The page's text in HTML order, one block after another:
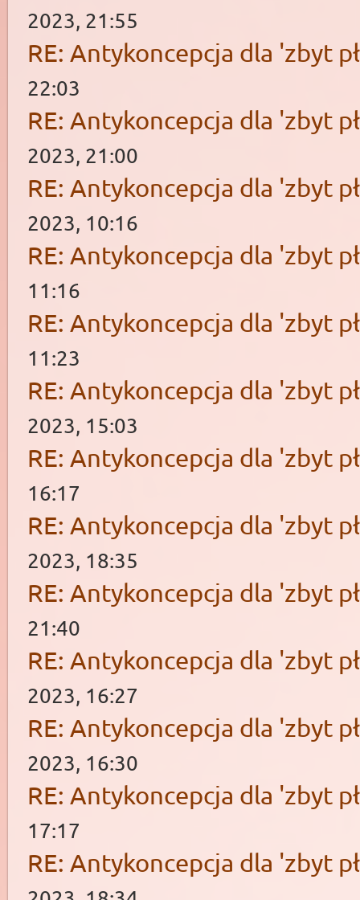
2023, 21:55
RE: Antykoncepcja dla 'zbyt
22:03
RE: Antykoncepcja dla 'zbyt
2023, 21:00
RE: Antykoncepcja dla 'zbyt
2023, 10:16
RE: Antykoncepcja dla 'zbyt
11:16
RE: Antykoncepcja dla 'zbyt
11:23
RE: Antykoncepcja dla 'zbyt
2023, 15:03
RE: Antykoncepcja dla 'zbyt
16:17
RE: Antykoncepcja dla 'zbyt
2023, 18:35
RE: Antykoncepcja dla 'zbyt
21:40
RE: Antykoncepcja dla 'zbyt
2023, 16:27
RE: Antykoncepcja dla 'zbyt
2023, 16:30
RE: Antykoncepcja dla 'zbyt
17:17
RE: Antykoncepcja dla 'zbyt